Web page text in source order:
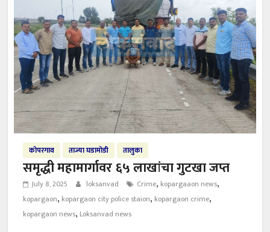
कोपरगाव ताज्या घडामोडी तालुका
समृद्धी महामार्गावर ६५ लाखांचा गुटखा जप्त
July 8, 2025 loksanvad Crime, kopargaaon news,
kopargaon, kopargaon city police staion, kopargaon crime,
kopargaon news, Loksanvad news